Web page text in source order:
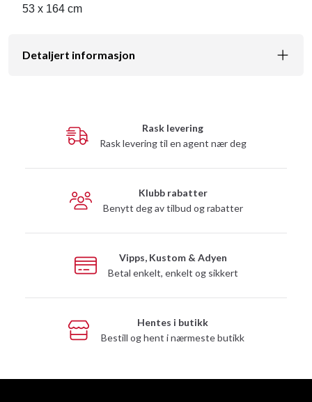
53 x 164 cm
Detaljert informasjon
Rask levering
Rask levering til en agent nær deg
Klubb rabatter
Benytt deg av tilbud og rabatter
Vipps, Kustom & Adyen
Betal enkelt, enkelt og sikkert
Hentes i butikk
Bestill og hent i nærmeste butikk